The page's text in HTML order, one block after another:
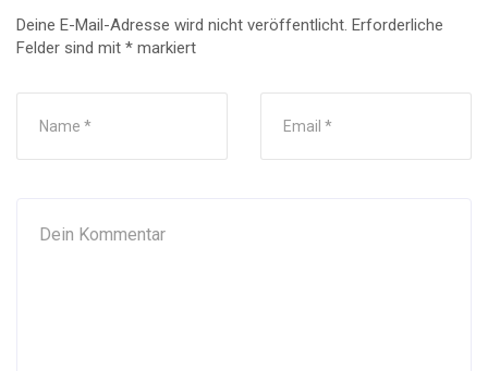
Deine E-Mail-Adresse wird nicht veröffentlicht. Erforderliche
Felder sind mit * markiert